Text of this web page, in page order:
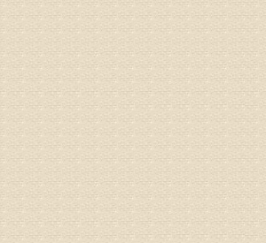
病情描
专家回
底康复
姓名：
专家回
电话：